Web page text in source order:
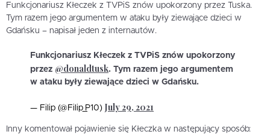
Funkcjonariusz Kłeczek z TVPiS znów upokorzony przez Tuska.
Tym razem jego argumentem w ataku były ziewające dzieci w
Gdańsku – napisał jeden z internautów.
Funkcjonariusz Kłeczek z TVPiS znów upokorzony
przez @donaldtusk. Tym razem jego argumentem
w ataku były ziewające dzieci w Gdańsku.
— Filip (@Filip_P10) July 29, 2021
Inny komentował pojawienie się Kłeczka w następujący sposób: